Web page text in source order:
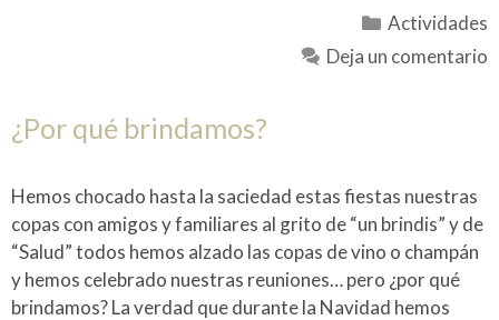
Categorías
Actividades
Deja un comentario
¿Por qué brindamos?
Hemos chocado hasta la saciedad estas fiestas nuestras
copas con amigos y familiares al grito de “un brindis” y de
“Salud” todos hemos alzado las copas de vino o champán
y hemos celebrado nuestras reuniones… pero ¿por qué
brindamos? La verdad que durante la Navidad hemos